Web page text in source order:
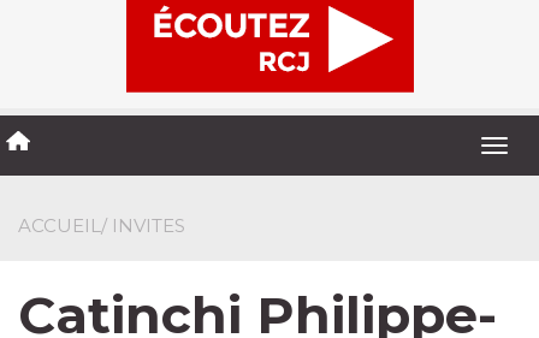
ACCUEIL/ INVITES
Catinchi Philippe-